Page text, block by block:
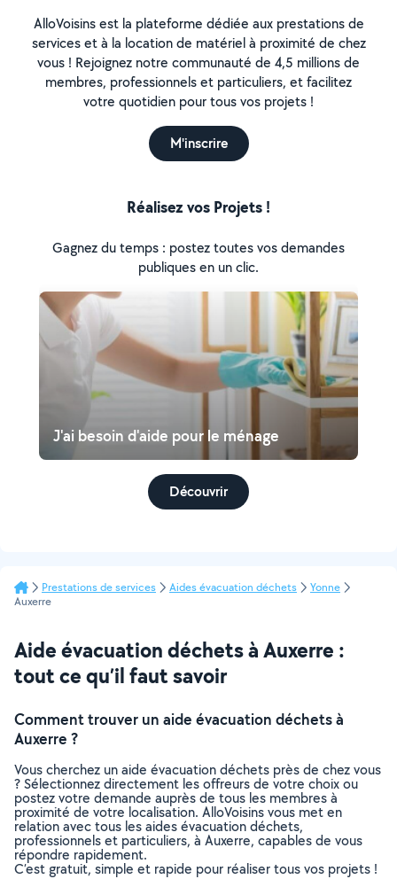
AlloVoisins est la plateforme dédiée aux prestations de
services et à la location de matériel à proximité de chez
vous ! Rejoignez notre communauté de 4,5 millions de
membres, professionnels et particuliers, et facilitez
votre quotidien pour tous vos projets !
M'inscrire
Réalisez vos Projets !
Gagnez du temps : postez toutes vos demandes
publiques en un clic.
J'ai besoin d'aide pour le ménage
Découvrir
Prestations de services Aides évacuation déchets
Yonne
Auxerre
Aide évacuation déchets à Auxerre :
tout ce qu’il faut savoir
Comment trouver un aide évacuation déchets à
Auxerre ?
Vous cherchez un aide évacuation déchets près de chez vous
? Sélectionnez directement les offreurs de votre choix ou
postez votre demande auprès de tous les membres à
proximité de votre localisation. AlloVoisins vous met en
relation avec tous les aides évacuation déchets,
professionnels et particuliers, à Auxerre, capables de vous
répondre rapidement.
C’est gratuit, simple et rapide pour réaliser tous vos projets !